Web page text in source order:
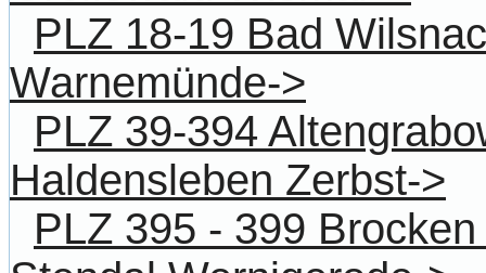
PLZ 18-19 Bad
Warnemünde->
PLZ 39-394
Haldensleben Zerbst->
PLZ 395 - 399